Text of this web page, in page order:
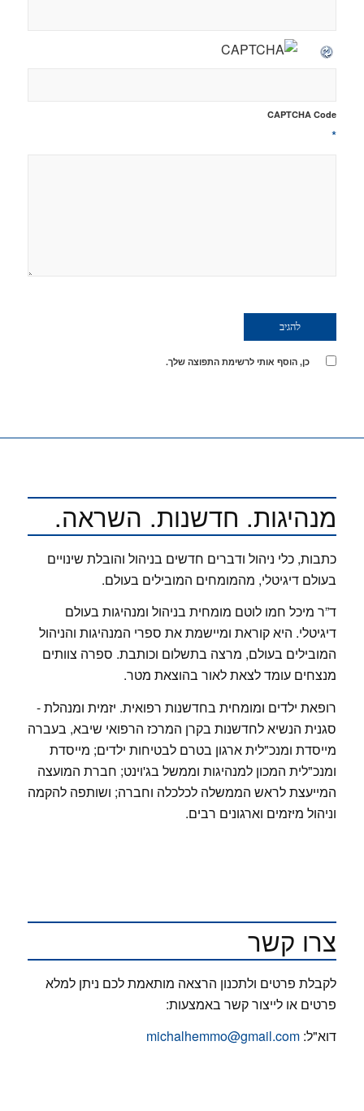
CAPTCHA Code
*
כן, הוסף אותי לרשימת התפוצה שלך.
מנהיגות. חדשנות. השראה.
כתבות, כלי ניהול ודברים חדשים בניהול והובלת שינויים
בעולם דיגיטלי, מהמומחים המובילים בעולם.
ד”ר מיכל חמו לוטם מומחית בניהול ומנהיגות בעולם
דיגיטלי. היא קוראת ומיישמת את ספרי המנהיגות והניהול
המובילים בעולם, מרצה בתשלום וכותבת. ספרה צוותים
מנצחים עומד לצאת לאור בהוצאת מטר.
רופאת ילדים ומומחית בחדשנות רפואית. יזמית ומנהלת -
סגנית הנשיא לחדשנות בקרן המרכז הרפואי שיבא, בעברה
מייסדת ומנכ"לית ארגון בטרם לבטיחות ילדים; מייסדת
ומנכ"לית המכון למנהיגות וממשל בג'וינט; חברת המועצה
המייעצת לראש הממשלה לכלכלה וחברה; ושותפה להקמה
וניהול מיזמים וארגונים רבים.
צרו קשר
לקבלת פרטים ולתכנון הרצאה מותאמת לכם ניתן למלא
פרטים או לייצור קשר באמצעות:
דוא"ל: michalhemmo@gmail.com